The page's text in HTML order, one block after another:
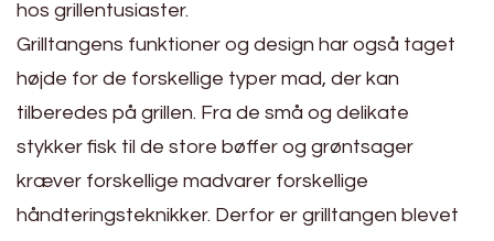
hos grillentusiaster.
Grilltangens funktioner og design har også taget
højde for de forskellige typer mad, der kan
tilberedes på grillen. Fra de små og delikate
stykker fisk til de store bøffer og grøntsager
kræver forskellige madvarer forskellige
håndteringsteknikker. Derfor er grilltangen blevet